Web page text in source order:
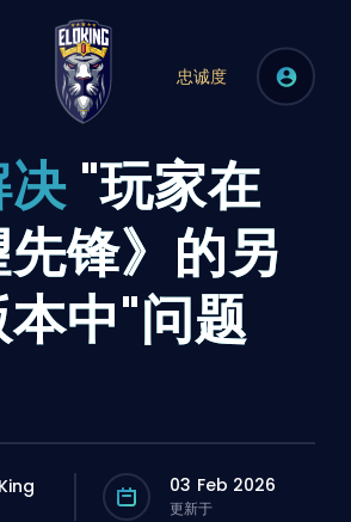
忠诚度
"玩家在
先锋》的另
中"问题
03 Feb 2026
更新于